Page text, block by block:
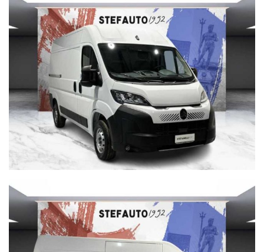
Prezzo escluso di passaggio di proprietà, bollo compreso.
PREZZO ESCLUSO DI PASSAGGIO DI PROPRIETA’ E
BOLLO
Offriamo massima competenza nel gestire trattative a
distanza offrendo la soluzione migliore per poter acquistare
senza pensieri da qualunque parte d’Italia. Tuttavia, è
possibile che ci siano delle incongruenze fra gli accessori
indicati nell’annuncio e la vettura presente in
Concessionaria. Vi invitiamo a verificare le caratteristiche
dello specifico veicolo con un nostro consulente.
- DATI ANAGRAFICI
- UN RECAPITO TELEFONICO
- LOCALITA' DI RESIDENZA
- IN CASO DI AUTO DA PERMUTARE o ROTTAMARE
INDICARE:
(MODELLO, ANNO DI IMMATRICOLAZIONE, KM)